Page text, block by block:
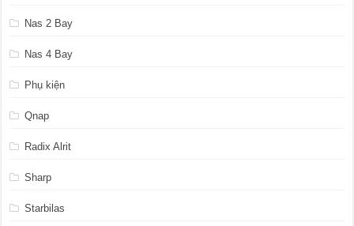
Nas 2 Bay
Nas 4 Bay
Phụ kiện
Qnap
Radix Alrit
Sharp
Starbilas